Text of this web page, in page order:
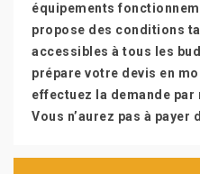
équipements
propose des conditions
accessibles à tous les
prépare votre devis en
effectuez la demande par
Vous n’aurez pas à